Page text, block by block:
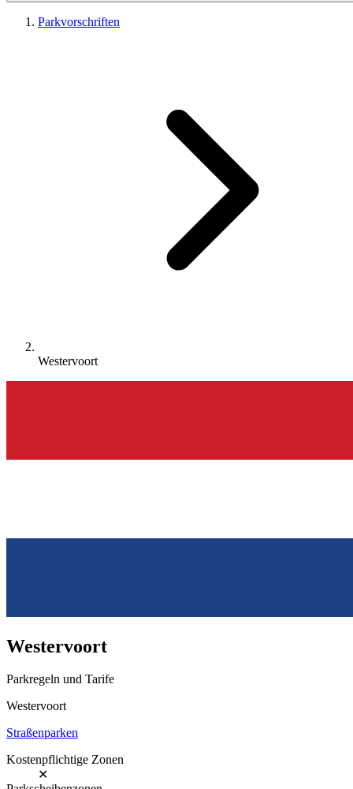
Parkvorschriften
Westervoort
Westervoort
Parkregeln und Tarife
Westervoort
Straßenparken
Kostenpflichtige Zonen
✕